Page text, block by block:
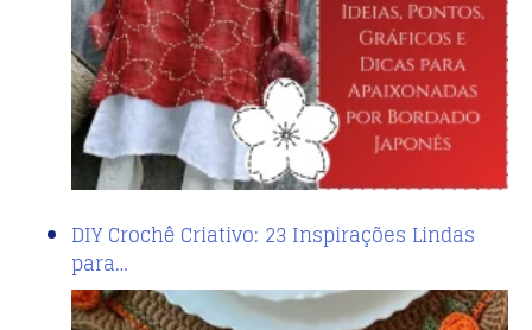
DIY Crochê Criativo: 23 Inspirações Lindas
para…